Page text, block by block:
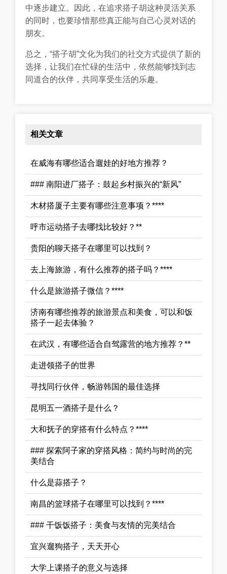
中逐步建立。因此，在追求搭子胡这种灵活关系
的同时，也要珍惜那些真正能与自己心灵对话的
朋友。
总之，“搭子胡”文化为我们的社交方式提供了新的
选择，让我们在忙碌的生活中，依然能够找到志
同道合的伙伴，共同享受生活的乐趣。
相关文章
在威海有哪些适合遛娃的好地方推荐？
### 南阳进厂搭子：鼓起乡村振兴的“新风”
木材搭厦子主要有哪些注意事项？****
呼市运动搭子去哪找比较好？**
贵阳的聊天搭子在哪里可以找到？
去上海旅游，有什么推荐的搭子吗？****
什么是旅游搭子微信？****
济南有哪些推荐的旅游景点和美食，可以和饭
搭子一起去体验？
在武汉，有哪些适合自驾露营的地方推荐？**
走进领搭子的世界
寻找同行伙伴，畅游韩国的最佳选择
昆明五一酒搭子是什么？
大和抚子的穿搭有什么特点？****
### 探索阿子家的穿搭风格：简约与时尚的完
美结合
什么是蒜搭子？
南昌的篮球搭子在哪里可以找到？****
### 干饭饭搭子：美食与友情的完美结合
宜兴遛狗搭子，天天开心
大学上课搭子的意义与选择